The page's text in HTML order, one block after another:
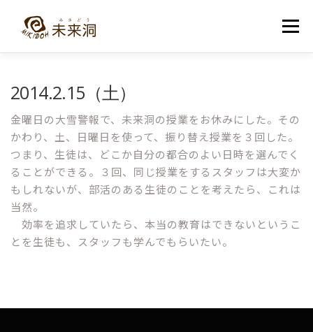
メニュー
入洞・お問い合わせ
2014.2.15（土）
金曜日の大雪警報で、未来洞の授業をお休みにした。その
かわり、土、日曜日を使って、振り替え授業を３回した。
つまり、生徒は、どこか自分の都合のよい日時を選んでく
ることができる。３回、同じ授業をするスタッフは大変か
もしれないが、部活のある生徒のことを考えたら、これは
当然。
効率を追求していたら、本当の教育はできないというこ
とを生徒も、スタッフも学んでもらいたい。